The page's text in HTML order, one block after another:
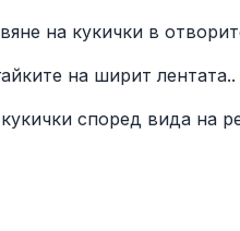
на кукички в
на ширит лентата..
според вида на